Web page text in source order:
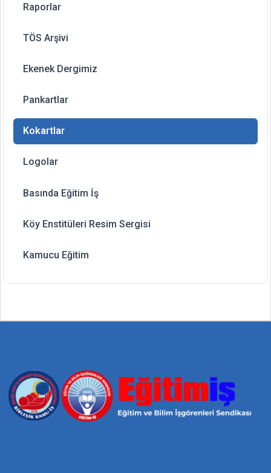
Raporlar
TÖS Arşivi
Ekenek Dergimiz
Pankartlar
Kokartlar
Logolar
Basında Eğitim İş
Köy Enstitüleri Resim Sergisi
Kamucu Eğitim